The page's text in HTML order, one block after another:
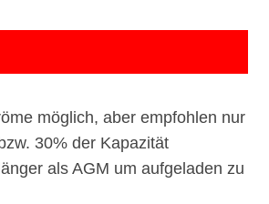
möglich, aber empfohlen nur
30% der Kapazität
als AGM um aufgeladen zu